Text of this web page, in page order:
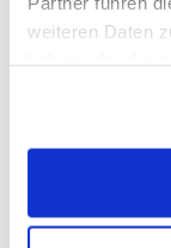
weiteren Daten